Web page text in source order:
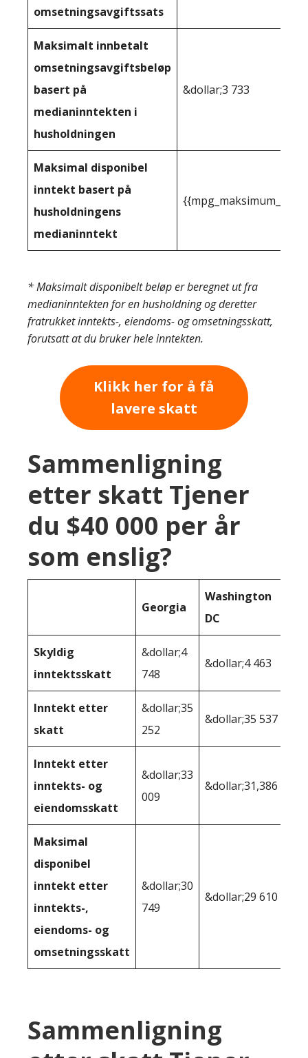
omsetningsavgiftssats
Maksimalt innbetalt
omsetningsavgiftsbeløp
basert på
medianinntekten i
husholdningen
&dollar;3 733
Maksimal disponibel
inntekt basert på
husholdningens
medianinntekt
* Maksimalt disponibelt beløp er beregnet ut fra
medianinntekten for en husholdning og deretter
fratrukket inntekts-, eiendoms- og omsetningsskatt,
forutsatt at du bruker hele inntekten.
Klikk her for å få
lavere skatt
Sammenligning
etter skatt Tjener
du $40 000 per år
som enslig?
Georgia
Washington
DC
Skyldig
inntektsskatt
&dollar;4
748
&dollar;4 463
Inntekt etter
skatt
&dollar;35
252
&dollar;35 537
Inntekt etter
inntekts- og
eiendomsskatt
&dollar;33
009
&dollar;31,386
Maksimal
disponibel
inntekt etter
inntekts-,
eiendoms- og
omsetningsskatt
&dollar;30
749
&dollar;29 610
Sammenligning